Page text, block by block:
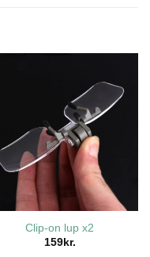
Clip-on lup x2
159kr.